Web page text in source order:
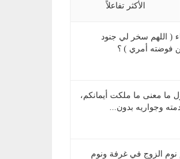
الأكثر تفاعلاً
( اللهم سخر لي جنود
فوضته أمري ) ؟
ما معنى ما ملكت أيمانكم،
وجواريه بدون...
نوم الزوج في غرفة ونوم